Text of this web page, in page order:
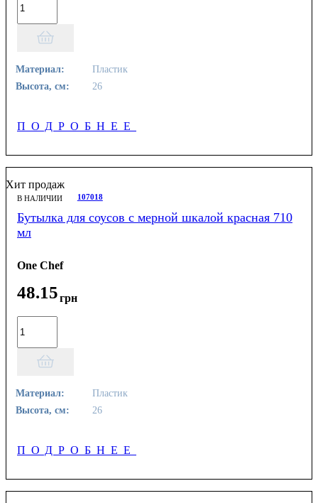
Материал:
Пластик
Высота, см:
26
ПОДРОБНЕЕ
Хит продаж
В НАЛИЧИИ 107018
Бутылка для соусов с мерной шкалой красная 710
мл
One Chef
48.15грн
Материал:
Пластик
Высота, см:
26
ПОДРОБНЕЕ